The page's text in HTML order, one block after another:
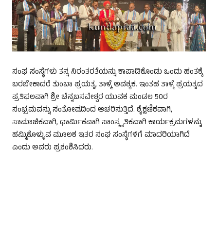
ಸಂಘ ಸಂಸ್ಥೆಗಳು ತನ್ನ ನಿರಂತರತೆಯನ್ನು ಕಾಪಾಡಿಕೊಂಡು ಒಂದು ಹಂತಕ್ಕೆ
ಬರಬೇಕಾದರೆ ತುಂಬಾ ಪ್ರಯತ್ನ, ತಾಳ್ಮೆ ಅವಶ್ಯಕ. ಇಂತಹ ತಾಳ್ಮೆ ಪ್ರಯತ್ನದ
ಪ್ರತಿಫಲವಾಗಿ ಶ್ರೀ ಚೆನ್ನಬಸವೇಶ್ವರ ಯುವಕ ಮಂಡಲ 50ರ
ಸಂಭ್ರಮವನ್ನು ಸಂತೋಷದಿಂದ ಆಚರಿಸುತ್ತಿದೆ. ಶೈಕ್ಷಣಿಕವಾಗಿ,
ಸಾಮಾಜಿಕವಾಗಿ, ಧಾರ್ಮಿಕವಾಗಿ ಸಾಂಸ್ಕೃತಿಕವಾಗಿ ಕಾರ್ಯಕ್ರಮಗಳನ್ನು
ಹಮ್ಮಿಕೊಳ್ಳುವ ಮೂಲಕ ಇತರ ಸಂಘ ಸಂಸ್ಥೆಗಳಿಗೆ ಮಾದರಿಯಾಗಿದೆ
ಎಂದು ಅವರು ಪ್ರಶಂಶಿಸಿದರು.